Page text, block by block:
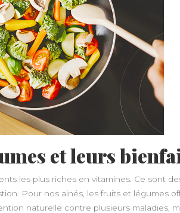
etleurs
les plus riches en vitamines. Ce sont
Pour nos ainés, les fruits et légumes
naturelle contre plusieurs maladies,